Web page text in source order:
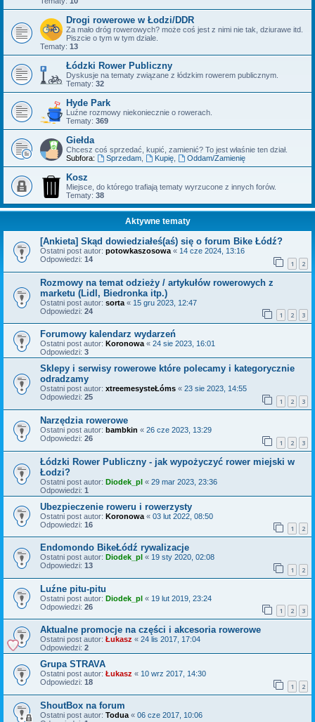
Drogi rowerowe w Łodzi/DDR
Za mało dróg rowerowych? może coś jest z nimi nie tak, dziurawe itd.
Piszcie o tym w tym dziale.
Tematy: 13
Łódzki Rower Publiczny
Dyskusje na tematy związane z łódzkim rowerem publicznym.
Tematy: 32
Hyde Park
Luźne rozmowy niekoniecznie o rowerach.
Tematy: 369
Giełda
Chcesz coś sprzedać, kupić, zamienić? To jest właśnie ten dział.
Subfora:
Sprzedam, Kupię, Oddam/Zamienię
Kosz
Miejsce, do którego trafiają tematy wyrzucone z innych forów.
Tematy: 38
Aktywne tematy
[Ankieta] Skąd dowiedziałeś(aś) się o forum Bike Łódź?
Ostatni post autor: potowkaszosowa « 14 cze 2024, 13:16
Odpowiedzi: 14 1 2
Rozmowy na temat odzieży / artykułów rowerowych z
marketu (Lidl, Biedronka itp.)
Ostatni post autor: sorta « 15 gru 2023, 12:47
Odpowiedzi: 24 1 2 3
Forumowy kalendarz wydarzeń
Ostatni post autor: Koronowa « 24 sie 2023, 16:01
Odpowiedzi: 3
Sklepy i serwisy rowerowe które polecamy i kategorycznie
odradzamy
Ostatni post autor: xtreemesysteŁóms « 23 sie 2023, 14:55
Odpowiedzi: 25 1 2 3
Narzędzia rowerowe
Ostatni post autor: bambkin « 26 cze 2023, 13:29
Odpowiedzi: 26 1 2 3
Łódzki Rower Publiczny - jak wypożyczyć rower miejski w
Łodzi?
Ostatni post autor: Diodek_pl « 29 mar 2023, 23:36
Odpowiedzi: 1
Ubezpieczenie roweru i rowerzysty
Ostatni post autor: Koronowa « 03 lut 2022, 08:50
Odpowiedzi: 16 1 2
Endomondo BikeŁódź rywalizacje
Ostatni post autor: Diodek_pl « 19 sty 2020, 02:08
Odpowiedzi: 13 1 2
Luźne pitu-pitu
Ostatni post autor: Diodek_pl « 19 lut 2019, 23:24
Odpowiedzi: 26 1 2 3
Aktualne promocje na części i akcesoria rowerowe
Ostatni post autor: Łukasz « 24 lis 2017, 17:04
Odpowiedzi: 2
Grupa STRAVA
Ostatni post autor: Łukasz « 10 wrz 2017, 14:30
Odpowiedzi: 18 1 2
ShoutBox na forum
Ostatni post autor: Todua « 06 cze 2017, 10:06